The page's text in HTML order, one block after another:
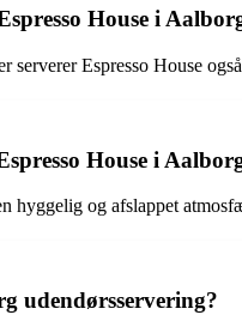
House i
serverer Espresso House
House i
hyggelig og afslappet
udendørsservering?